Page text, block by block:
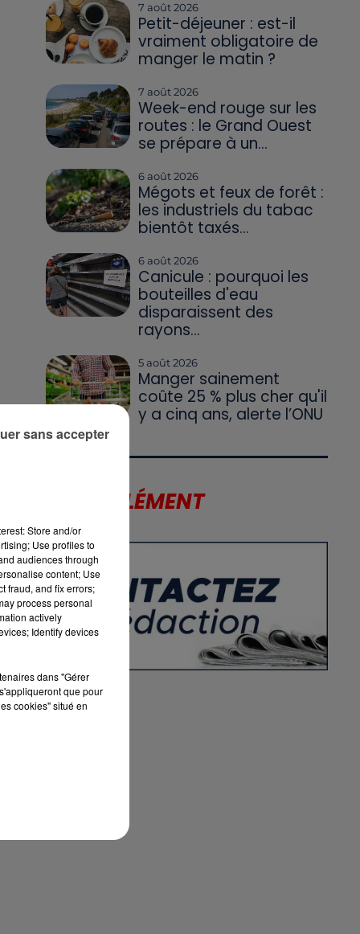
7 août 2026
Petit-déjeuner : est-il
vraiment obligatoire de
manger le matin ?
7 août 2026
Week-end rouge sur les
routes : le Grand Ouest
se prépare à un...
6 août 2026
Mégots et feux de forêt :
les industriels du tabac
bientôt taxés...
6 août 2026
Canicule : pourquoi les
bouteilles d'eau
disparaissent des
rayons...
5 août 2026
Manger sainement
coûte 25 % plus cher qu'il
y a cinq ans, alerte l’ONU
LE SUPPLÉMENT
Store and/or
Use profiles to
audiences through
content; Use
fraud, and fix errors;
process personal
actively
Identify devices
dans "Gérer
que pour
cookies" situé en
sans accepter